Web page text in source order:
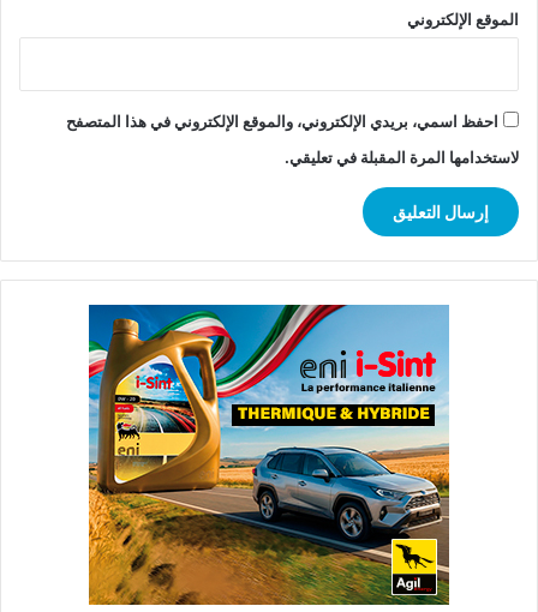
الموقع الإلكتروني
احفظ اسمي، بريدي الإلكتروني، والموقع الإلكتروني في هذا المتصفح
لاستخدامها المرة المقبلة في تعليقي.